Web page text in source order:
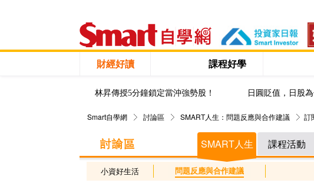
財經好讀 課程好學
林昇傳授5分鐘鎖定當沖強勢股！ 日圓貶值，日股
Smart自學網 討論區 SMART人生：問題反應與合作建議 訂
SMART人生 課程活動
小資好生活 問題反應與合作建議